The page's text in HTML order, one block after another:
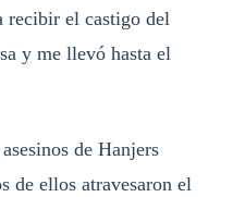
recibir el castigo del
y me llevó hasta el
de Hanjers
de ellos atravesaron el